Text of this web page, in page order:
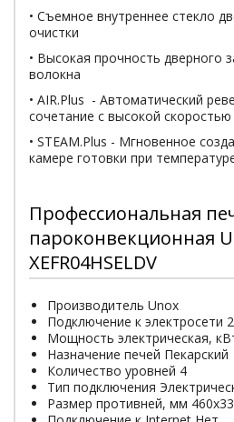
• Съемное внутреннее стекло
очистки
• Высокая прочность дверного
волокна
• AIR.Plus - Автоматический
сочетание с высокой
• STEAM.Plus - Мгновенное
камере готовки при
Профессиональная
пароконвекционная
XEFR04HSELDV
Производитель Unox
Подключение к электросети
Мощность электрическая,
Назначение печей Пекарский
Количество уровней 4
Тип подключения
Размер противней, мм